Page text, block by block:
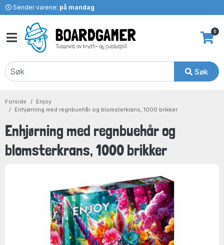
Sender varene: på mandag
Søk
0
Forside
Enjoy
Enhjørning med regnbuehår og blomsterkrans, 1000 brikker
Enhjørning med regnbuehår og
blomsterkrans, 1000 brikker